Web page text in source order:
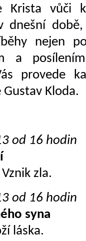
Krista vůči
dnešní
nejen
a
provede
Kloda.
od 16 hodin
zla.
od 16 hodin
syna
láska.